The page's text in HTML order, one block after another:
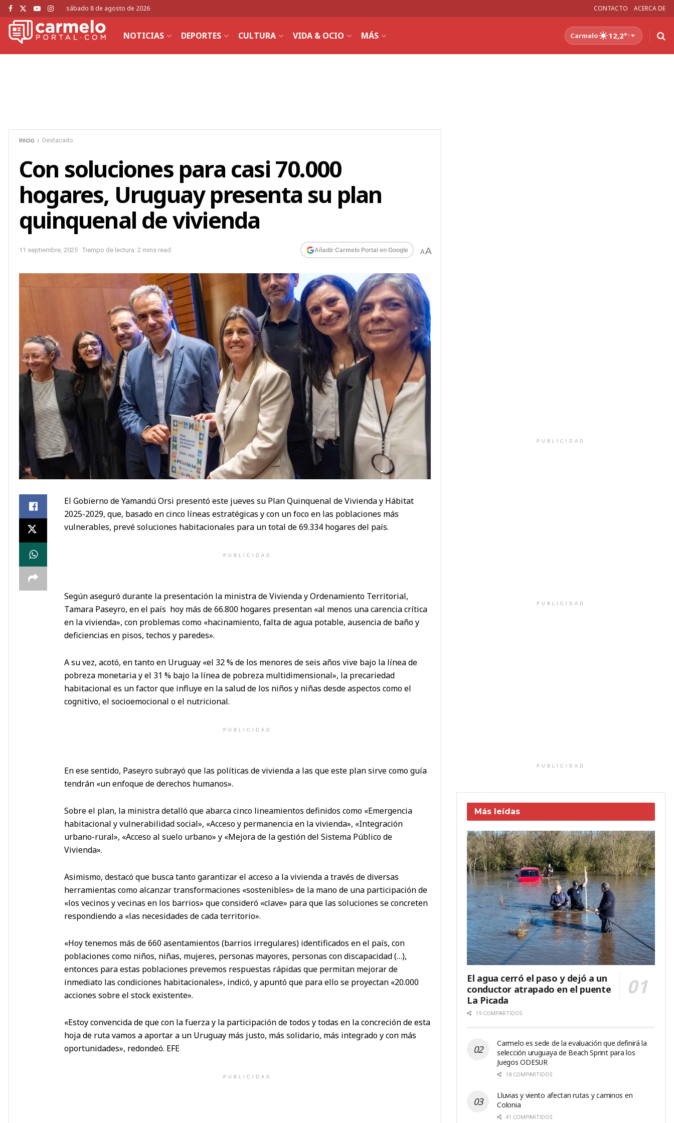
sábado 8 de agosto de 2026 CONTACTO ACERCA DE
NOTICIAS DEPORTES CULTURA VIDA & OCIO MÁS Carmelo 12,2°↑
Inicio Destacado
Con soluciones para casi 70.000
hogares, Uruguay presenta su plan
quinquenal de vivienda
11 septiembre, 2025 Tiempo de lectura: 2 mins read Añadir Carmelo Portal en Google AA
El Gobierno de Yamandú Orsi presentó este jueves su Plan Quinquenal de Vivienda y Hábitat
2025-2029, que, basado en cinco líneas estratégicas y con un foco en las poblaciones más
vulnerables, prevé soluciones habitacionales para un total de 69.334 hogares del país.
PUBLICIDAD
Según aseguró durante la presentación la ministra de Vivienda y Ordenamiento Territorial,
Tamara Paseyro, en el país hoy más de 66.800 hogares presentan «al menos una carencia crítica
en la vivienda», con problemas como «hacinamiento, falta de agua potable, ausencia de baño y
deficiencias en pisos, techos y paredes».
A su vez, acotó, en tanto en Uruguay «el 32 % de los menores de seis años vive bajo la línea de
pobreza monetaria y el 31 % bajo la línea de pobreza multidimensional», la precariedad
habitacional es un factor que influye en la salud de los niños y niñas desde aspectos como el
cognitivo, el socioemocional o el nutricional.
PUBLICIDAD
En ese sentido, Paseyro subrayó que las políticas de vivienda a las que este plan sirve como guía
tendrán «un enfoque de derechos humanos».
Sobre el plan, la ministra detalló que abarca cinco lineamientos definidos como «Emergencia
habitacional y vulnerabilidad social», «Acceso y permanencia en la vivienda», «Integración
urbano-rural», «Acceso al suelo urbano» y «Mejora de la gestión del Sistema Público de
Vivienda».
Asimismo, destacó que busca tanto garantizar el acceso a la vivienda a través de diversas
herramientas como alcanzar transformaciones «sostenibles» de la mano de una participación de
«los vecinos y vecinas en los barrios» que consideró «clave» para que las soluciones se concreten
respondiendo a «las necesidades de cada territorio».
«Hoy tenemos más de 660 asentamientos (barrios irregulares) identificados en el país, con
poblaciones como niños, niñas, mujeres, personas mayores, personas con discapacidad (…),
entonces para estas poblaciones prevemos respuestas rápidas que permitan mejorar de
inmediato las condiciones habitacionales», indicó, y apuntó que para ello se proyectan «20.000
acciones sobre el stock existente».
«Estoy convencida de que con la fuerza y la participación de todos y todas en la concreción de esta
hoja de ruta vamos a aportar a un Uruguay más justo, más solidario, más integrado y con más
oportunidades», redondeó. EFE
PUBLICIDAD
PUBLICIDAD
PUBLICIDAD
PUBLICIDAD
Más leídas
El agua cerró el paso y dejó a un
conductor atrapado en el puente
La Picada
19 COMPARTIDOS
Carmelo es sede de la evaluación que definirá la
selección uruguaya de Beach Sprint para los
Juegos ODESUR
18 COMPARTIDOS
Lluvias y viento afectan rutas y caminos en
Colonia
41 COMPARTIDOS